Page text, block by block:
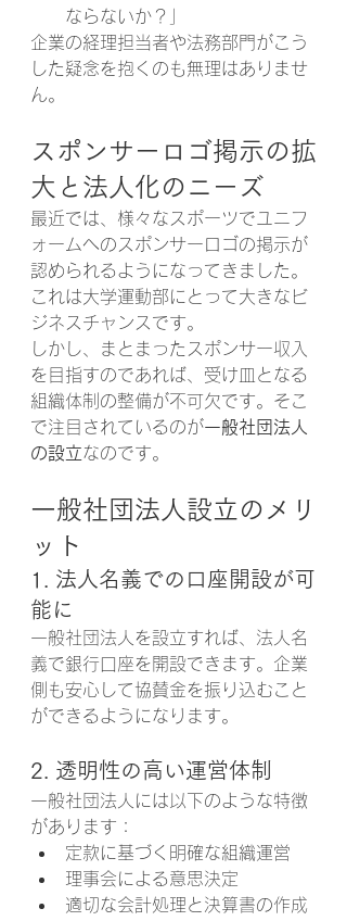
ならないか？」
企業の経理担当者や法務部門がこう
した疑念を抱くのも無理はありませ
ん。
スポンサーロゴ掲示の拡
大と法人化のニーズ
最近では、様々なスポーツでユニフ
ォームへのスポンサーロゴの掲示が
認められるようになってきました。
これは大学運動部にとって大きなビ
ジネスチャンスです。
しかし、まとまったスポンサー収入
を目指すのであれば、受け皿となる
組織体制の整備が不可欠です。そこ
で注目されているのが一般社団法人
の設立なのです。
一般社団法人設立のメリ
ット
1. 法人名義での口座開設が可
能に
一般社団法人を設立すれば、法人名
義で銀行口座を開設できます。企業
側も安心して協賛金を振り込むこと
ができるようになります。
2. 透明性の高い運営体制
一般社団法人には以下のような特徴
があります：
定款に基づく明確な組織運営
理事会による意思決定
適切な会計処理と決算書の作成